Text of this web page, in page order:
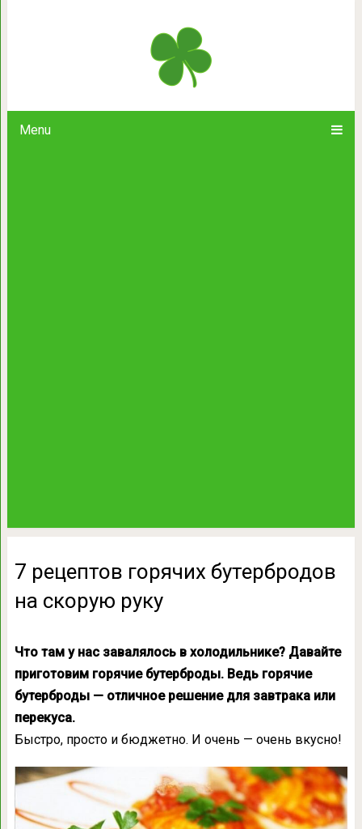
Menu
7 рецептов горячих
7 рецептов горячих бутербродов
на скорую руку
Что там у нас завалялось в холодильнике? Давайте
приготовим горячие бутерброды. Ведь горячие
бутерброды — отличное решение для завтрака или
перекуса.
Быстро, просто и бюджетно. И очень — очень вкусно!